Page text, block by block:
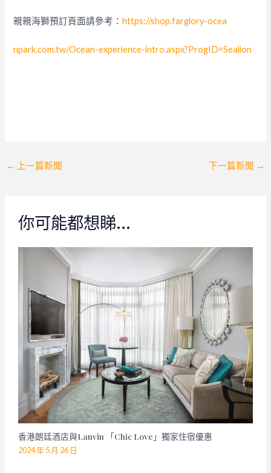
親親海獅預訂頁面請參考：https://shop.farglory-ocea
npark.com.tw/Ocean-experience-intro.aspx?ProgID=Sealion
Post
← 上一篇新聞 下一篇新聞 →
你可能都想睇…
香港朗廷酒店與Lanvin 「Chic Love」獨家住宿優惠
2024 年 5 月 26 日